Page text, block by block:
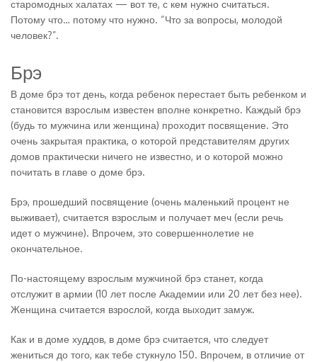
старомодных халатах — вот те, с кем нужно считаться.
Потому что… потому что нужно. “Что за вопросы, молодой
человек?”.
Брэ
В доме брэ тот день, когда ребенок перестает быть ребенком и
становится взрослым известен вполне конкретно. Каждый брэ
(будь то мужчина или женщина) проходит посвящение. Это
очень закрытая практика, о которой представителям других
домов практически ничего не известно, и о которой можно
почитать в главе о доме брэ.
Брэ, прошедший посвящение (очень маленький процент не
выживает), считается взрослым и получает меч (если речь
идет о мужчине). Впрочем, это совершеннолетие не
окончательное.
По-настоящему взрослым мужчиной брэ станет, когда
отслужит в армии (10 лет после Академии или 20 лет без нее).
Женщина считается взрослой, когда выходит замуж.
Как и в доме худдов, в доме брэ считается, что следует
жениться до того, как тебе стукнуло 150. Впрочем, в отличие от